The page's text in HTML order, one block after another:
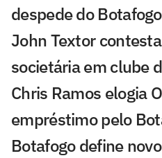
despede do Botafogo
John Textor
societária em clube
Chris Ramos elogia
empréstimo pelo
Botafogo define